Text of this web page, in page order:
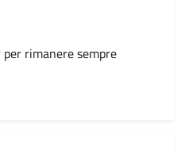
rimanere sempre